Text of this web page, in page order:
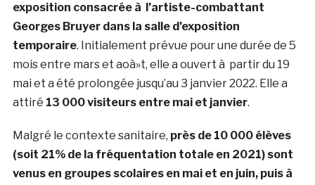
exposition consacrée à l’artiste-combattant
Georges Bruyer dans la salle d’exposition
temporaire. Initialement prévue pour une durée de 5
mois entre mars et aoà»t, elle a ouvert à partir du 19
mai et a été prolongée jusqu’au 3 janvier 2022. Elle a
attiré 13 000 visiteurs entre mai et janvier.
Malgré le contexte sanitaire, près de 10 000 élèves
(soit 21% de la fréquentation totale en 2021) sont
venus en groupes scolaires en mai et en juin, puis à